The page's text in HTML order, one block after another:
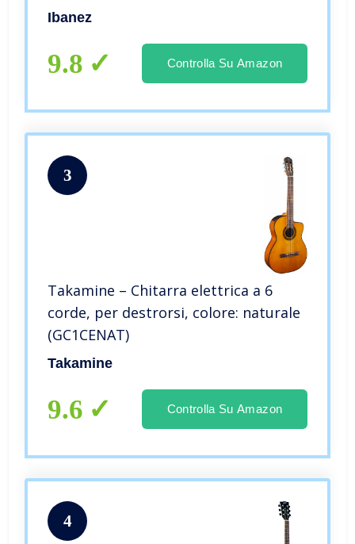
con finitura lucida
Ibanez
9.8 Controlla Su Amazon
3
Takamine – Chitarra elettrica a 6
corde, per destrorsi, colore: naturale
(GC1CENAT)
Takamine
9.6 Controlla Su Amazon
4